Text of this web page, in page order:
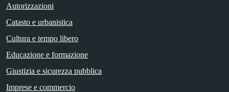
Autorizzazioni
Catasto e urbanistica
Cultura e tempo libero
Educazione e formazione
Giustizia e sicurezza pubblica
Imprese e commercio